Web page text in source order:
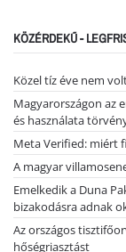
KÖZÉRDEKŰ -
Közel tíz éve nem
Magyarországon az
és használata
Meta Verified: miért
A magyar
Emelkedik a Duna
bizakodásra adnak
Az országos
hőségriasztást